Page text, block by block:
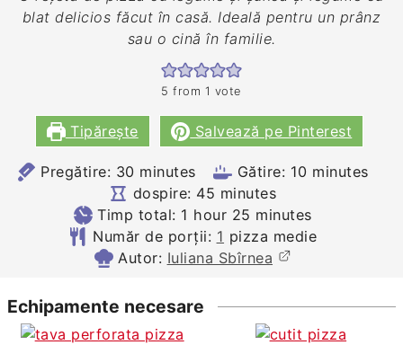
blat delicios făcut în casă. Ideală pentru un prânz
sau o cină în familie.
5 from 1 vote
Tipărește Salvează pe Pinterest
Pregătire: 30minutes
minutes Gătire: 10minutes
minutes
dospire: 45 minutes
minutes
Timp total: 1 hour
hour 25 minutes
minutes
Număr de porții: 1 pizza medie
Autor: Iuliana Sbîrnea
Echipamente necesare